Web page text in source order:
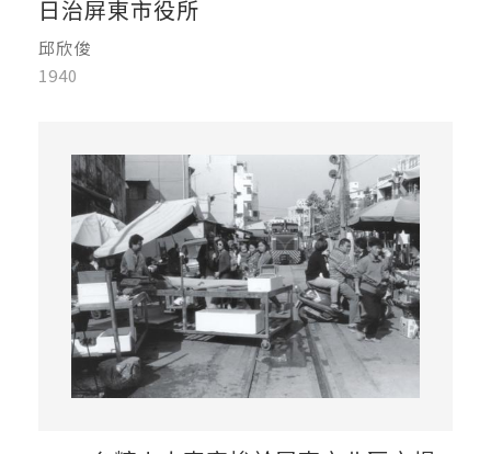
日治屏東市役所
邱欣俊
1940